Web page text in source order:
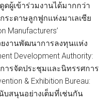
ดผู้เข้าร่วมงานได้มากกว่า
ะดาษลูกฟูกแห่งมาเลเซีย
Manufacturers’
ยงานพัฒนาการลงทุนแห่ง
Development Authority:
ารจัดประชุมและนิทรรศการ
& Exhibition Bureau:
บสนุนอย่างเต็มที่เช่นกัน